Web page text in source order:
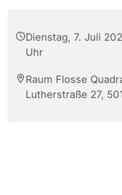
Dienstag, 7. Juli
Uhr
Raum Flosse
Lutherstraße 27,